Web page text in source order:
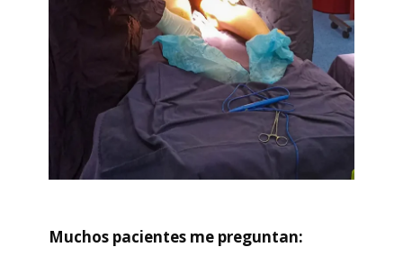
Muchos pacientes me preguntan: